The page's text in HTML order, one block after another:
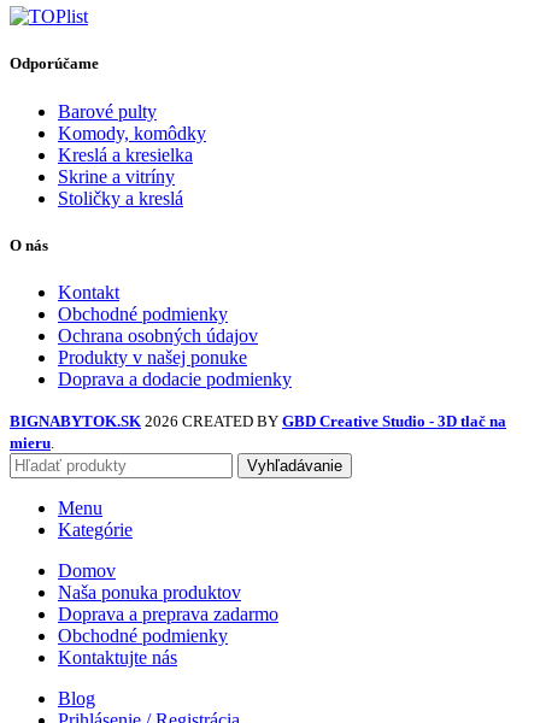
Odporúčame
Barové pulty
Komody, komôdky
Kreslá a kresielka
Skrine a vitríny
Stoličky a kreslá
O nás
Kontakt
Obchodné podmienky
Ochrana osobných údajov
Produkty v našej ponuke
Doprava a dodacie podmienky
BIGNABYTOK.SK 2026 CREATED BY GBD Creative Studio - 3D tlač na
mieru
Vyhľadávanie
Menu
Kategórie
Domov
Naša ponuka produktov
Doprava a preprava zadarmo
Obchodné podmienky
Kontaktujte nás
Blog